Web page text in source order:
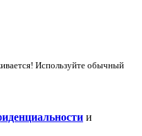
Используйте обычный
и